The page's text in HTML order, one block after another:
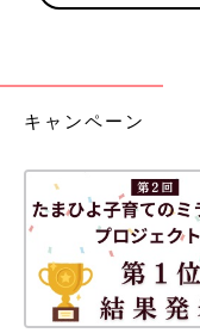
キャンペーン